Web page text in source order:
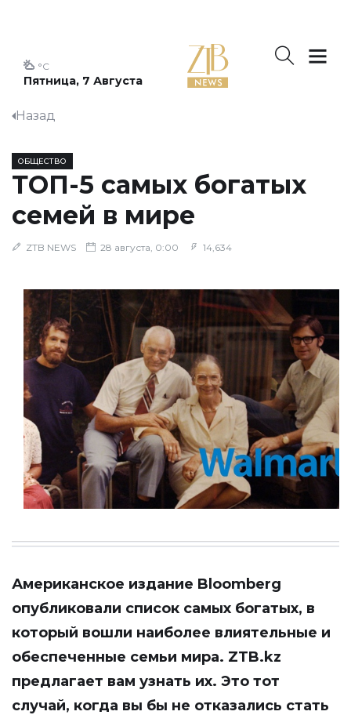
Пятница, 7 Августа
°C
Назад
ОБЩЕСТВО
ТОП-5 самых богатых
семей в мире
ZTB NEWS 28 августа, 0:00 14,634
Американское издание Bloomberg
опубликовали список самых богатых, в
который вошли наиболее влиятельные и
обеспеченные семьи мира. ZTB.kz
предлагает вам узнать их. Это тот
случай, когда вы бы не отказались стать